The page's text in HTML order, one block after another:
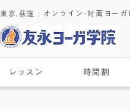
東京,荻窪 : ​オンライン-対面ヨーガ
レッスン 時間割